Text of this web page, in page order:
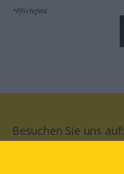
*Pflichtfeld
Besuchen Sie uns auf: